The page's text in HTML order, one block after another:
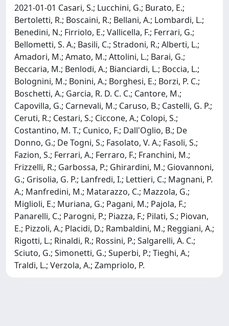
2021-01-01 Casari, S.; Lucchini, G.; Burato, E.;
Bertoletti, R.; Boscaini, R.; Bellani, A.; Lombardi, L.;
Benedini, N.; Firriolo, E.; Vallicella, F.; Ferrari, G.;
Bellometti, S. A.; Basili, C.; Stradoni, R.; Alberti, L.;
Amadori, M.; Amato, M.; Attolini, L.; Barai, G.;
Beccaria, M.; Benlodi, A.; Bianciardi, L.; Boccia, L.;
Bolognini, M.; Bonini, A.; Borghesi, E.; Borzi, P. C.;
Boschetti, A.; Garcia, R. D. C. C.; Cantore, M.;
Capovilla, G.; Carnevali, M.; Caruso, B.; Castelli, G. P.;
Ceruti, R.; Cestari, S.; Ciccone, A.; Colopi, S.;
Costantino, M. T.; Cunico, F.; Dall'Oglio, B.; De
Donno, G.; De Togni, S.; Fasolato, V. A.; Fasoli, S.;
Fazion, S.; Ferrari, A.; Ferraro, F.; Franchini, M.;
Frizzelli, R.; Garbossa, P.; Ghirardini, M.; Giovannoni,
G.; Grisolia, G. P.; Lanfredi, I.; Lettieri, C.; Magnani, P.
A.; Manfredini, M.; Matarazzo, C.; Mazzola, G.;
Miglioli, E.; Muriana, G.; Pagani, M.; Pajola, F.;
Panarelli, C.; Parogni, P.; Piazza, F.; Pilati, S.; Piovan,
E.; Pizzoli, A.; Placidi, D.; Rambaldini, M.; Reggiani, A.;
Rigotti, L.; Rinaldi, R.; Rossini, P.; Salgarelli, A. C.;
Sciuto, G.; Simonetti, G.; Superbi, P.; Tieghi, A.;
Traldi, L.; Verzola, A.; Zampriolo, P.